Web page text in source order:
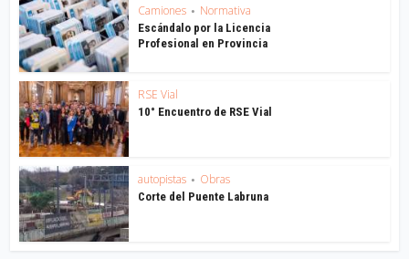
Camiones • Normativa
Escándalo por la Licencia
Profesional en Provincia
RSE Vial
10° Encuentro de RSE Vial
autopistas • Obras
Corte del Puente Labruna